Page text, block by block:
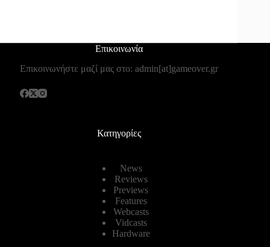
Επικοινωνία
Επικοινωνήστε μαζί μας στο: admin[at]gameover.gr
Κατηγορίες
News
Reviews
Previews
Features
Webcasts
Vidcasts
Hardware